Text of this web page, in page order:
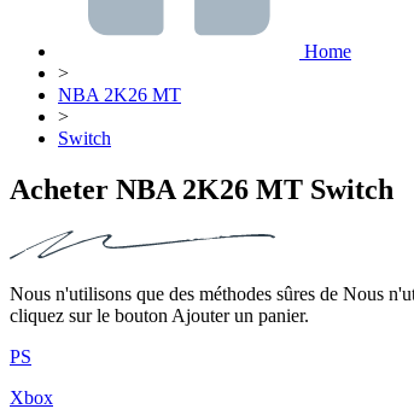
Home
>
NBA 2K26 MT
>
Switch
Acheter NBA 2K26 MT Switch
Nous n'utilisons que des méthodes sûres de Nous
cliquez sur le bouton Ajouter un panier.
PS
Xbox